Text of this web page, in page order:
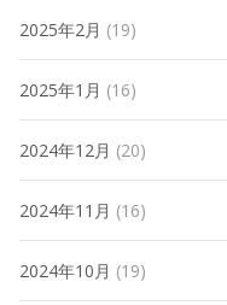
2025年2月 (19)
2025年1月 (16)
2024年12月 (20)
2024年11月 (16)
2024年10月 (19)